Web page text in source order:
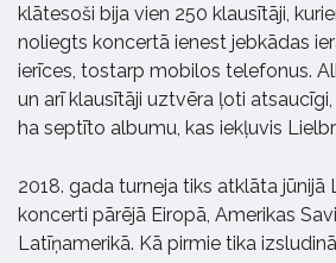
klātesoši bija vien 250 klausītāji,
noliegts koncertā ienest jebkādas
ierīces, tostarp mobilos telefonus.
un arī klausītāji uztvēra ļoti
ha septīto albumu, kas iekļuvis
2018. gada turneja tiks atklāta jūnijā
koncerti pārējā Eiropā, Amerikas
Latīņamerikā. Kā pirmie tika